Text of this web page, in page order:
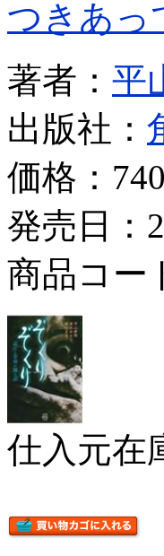
つきあ
著者： 平
出版社：
価格：
発売日：
商品コー
仕入元在